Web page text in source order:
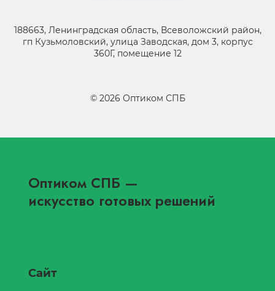
188663, Ленинградская область, Всеволожский район,
гп Кузьмоловский, улица Заводская, дом 3, корпус
360Г, помещение 12
© 2026 Оптиком СПБ
Оптиком СПБ —
искусство готовых решений
Сайт